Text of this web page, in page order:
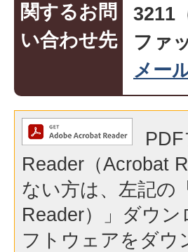
関するお問
い合わせ先
3211
ファ
メー
Reader（Acrobat
ない方は、左記の
Reader）」ダウ
フトウェアをダウ